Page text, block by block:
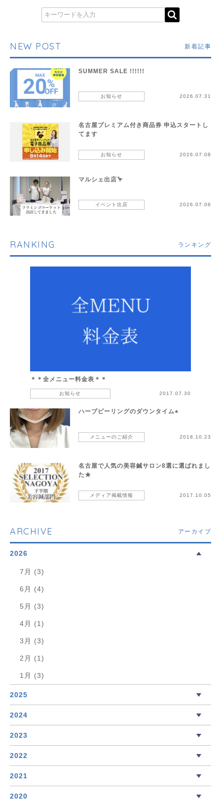
NEW POST 新着記事
SUMMER SALE !!!!!!
お知らせ 2026.07.31
名古屋プレミアム付き商品券 申込スタートし
てます
お知らせ 2026.07.08
マルシェ出店🦩
イベント出店 2026.07.06
RANKING ランキング
＊＊全メニュー料金表＊＊
お知らせ 2017.07.30
ハーブピーリングのダウンタイム⭐︎
メニューのご紹介 2018.10.23
名古屋で人気の美容鍼サロン8選に選ばれまし
た★
メディア掲載情報 2017.10.05
ARCHIVE アーカイブ
2026
7月 (3)
6月 (4)
5月 (3)
4月 (1)
3月 (3)
2月 (1)
1月 (3)
2025
2024
2023
2022
2021
2020